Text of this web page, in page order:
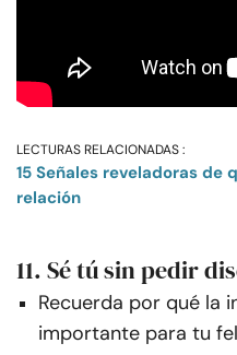
LECTURAS RELACIONADAS :
15 Señales reveladoras de
relación
11. Sé tú sin pedir
Recuerda por qué la
importante para tu